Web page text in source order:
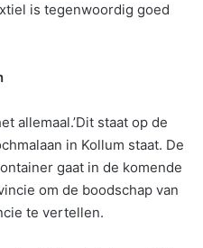
is tegenwoordig goed
allemaal.’Dit staat op de
in Kollum staat. De
gaat in de komende
om de boodschap van
te vertellen.